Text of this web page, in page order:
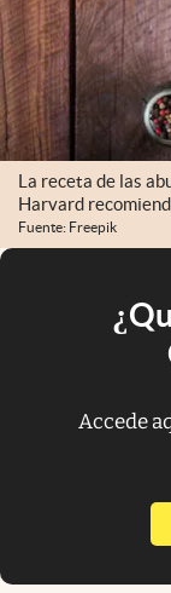
La receta de las
Harvard
Fuente: Freepik
Accede